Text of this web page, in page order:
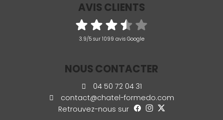
AVIS CLIENTS
3.9/5 sur 1099 avis Google
NOUS CONTACTER
04 50 72 04 31
contact@chatel-formedo.com
Retrouvez-nous sur